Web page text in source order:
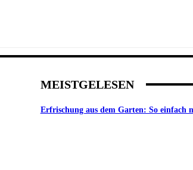
MEISTGELESEN
Erfrischung aus dem Garten: So einfach